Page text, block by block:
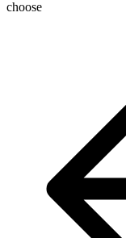
choose